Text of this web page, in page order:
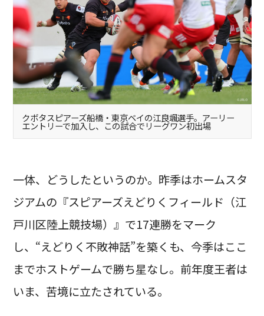
クボタスピアーズ船橋・東京ベイの江良颯選手。アーリー
エントリーで加入し、この試合でリーグワン初出場
一体、どうしたというのか。昨季はホームスタ
ジアムの『スピアーズえどりくフィールド（江
戸川区陸上競技場）』で17連勝をマーク
し、“えどりく不敗神話”を築くも、今季はここ
までホストゲームで勝ち星なし。前年度王者は
いま、苦境に立たされている。